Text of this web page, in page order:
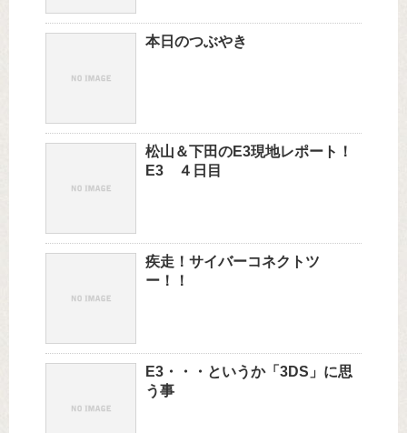
本日のつぶやき
松山＆下田のE3現地レポート！
E3 ４日目
疾走！サイバーコネクトツ
ー！！
E3・・・というか「3DS」に思
う事